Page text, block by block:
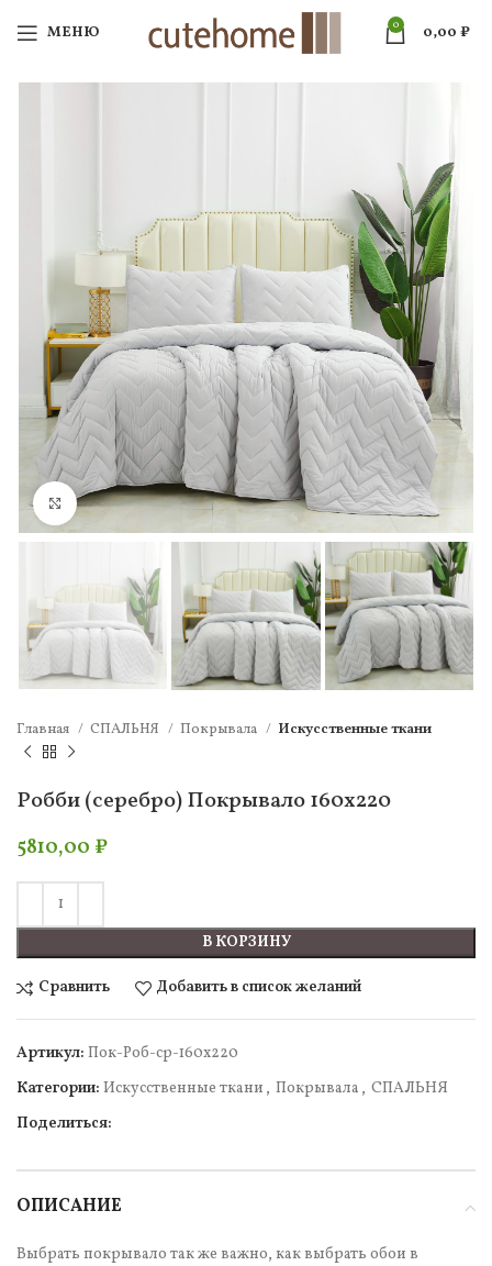
МЕНЮ 0 0,00 ₽
Нажмите, чтобы увеличить
Главная СПАЛЬНЯ Покрывала Искусственные ткани
Робби (серебро) Покрывало 160х220
5810,00 ₽
В КОРЗИНУ
Сравнить Добавить в список желаний
Артикул: Пок-Роб-ср-160х220
Категории: Искусственные ткани , Покрывала , СПАЛЬНЯ
Поделиться:
ОПИСАНИЕ
Выбрать покрывало так же важно, как выбрать обои в